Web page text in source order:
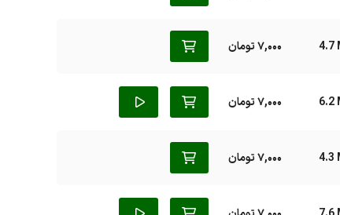
4.7 7,000 تومان
6.2 7,000 تومان
4.3 7,000 تومان